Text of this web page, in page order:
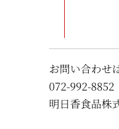
お問い合わせ
072-992-8852
明日香食品株